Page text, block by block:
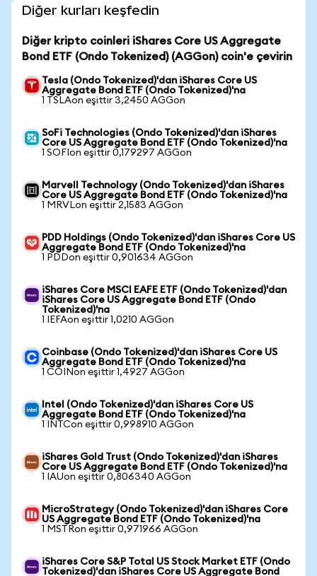
Diğer kurları keşfedin
Diğer kripto coinleri iShares Core US Aggregate
Bond ETF (Ondo Tokenized) (AGGon) coin'e çevirin
Tesla (Ondo Tokenized)'dan iShares Core US
Aggregate Bond ETF (Ondo Tokenized)'na
1 TSLAon eşittir 3,2450 AGGon
SoFi Technologies (Ondo Tokenized)'dan iShares
Core US Aggregate Bond ETF (Ondo Tokenized)'na
1 SOFIon eşittir 0,179297 AGGon
Marvell Technology (Ondo Tokenized)'dan iShares
Core US Aggregate Bond ETF (Ondo Tokenized)'na
1 MRVLon eşittir 2,1583 AGGon
PDD Holdings (Ondo Tokenized)'dan iShares Core US
Aggregate Bond ETF (Ondo Tokenized)'na
1 PDDon eşittir 0,901634 AGGon
iShares Core MSCI EAFE ETF (Ondo Tokenized)'dan
iShares Core US Aggregate Bond ETF (Ondo
Tokenized)'na
1 IEFAon eşittir 1,0210 AGGon
Coinbase (Ondo Tokenized)'dan iShares Core US
Aggregate Bond ETF (Ondo Tokenized)'na
1 COINon eşittir 1,4927 AGGon
Intel (Ondo Tokenized)'dan iShares Core US
Aggregate Bond ETF (Ondo Tokenized)'na
1 INTCon eşittir 0,998910 AGGon
iShares Gold Trust (Ondo Tokenized)'dan iShares
Core US Aggregate Bond ETF (Ondo Tokenized)'na
1 IAUon eşittir 0,806340 AGGon
MicroStrategy (Ondo Tokenized)'dan iShares Core
US Aggregate Bond ETF (Ondo Tokenized)'na
1 MSTRon eşittir 0,971966 AGGon
iShares Core S&P Total US Stock Market ETF (Ondo
Tokenized)'dan iShares Core US Aggregate Bond